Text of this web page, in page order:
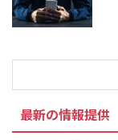
最新の情報提供